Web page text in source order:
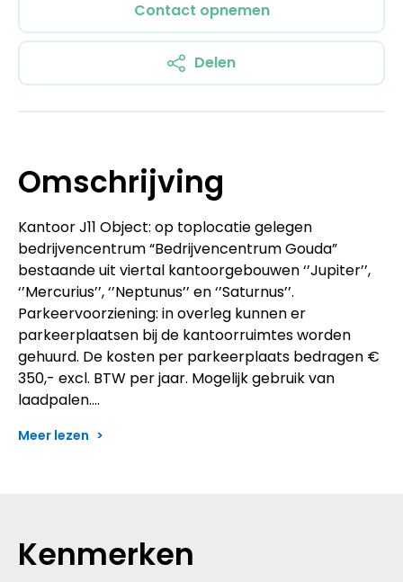
Contact opnemen
Delen
Omschrijving
Kantoor J11 Object: op toplocatie gelegen
bedrijvencentrum “Bedrijvencentrum Gouda”
bestaande uit viertal kantoorgebouwen ‘’Jupiter’’,
‘’Mercurius’’, ‘’Neptunus’’ en ‘’Saturnus’’.
Parkeervoorziening: in overleg kunnen er
parkeerplaatsen bij de kantoorruimtes worden
gehuurd. De kosten per parkeerplaats bedragen €
350,- excl. BTW per jaar. Mogelijk gebruik van
laadpalen.…
Meer lezen
Kenmerken